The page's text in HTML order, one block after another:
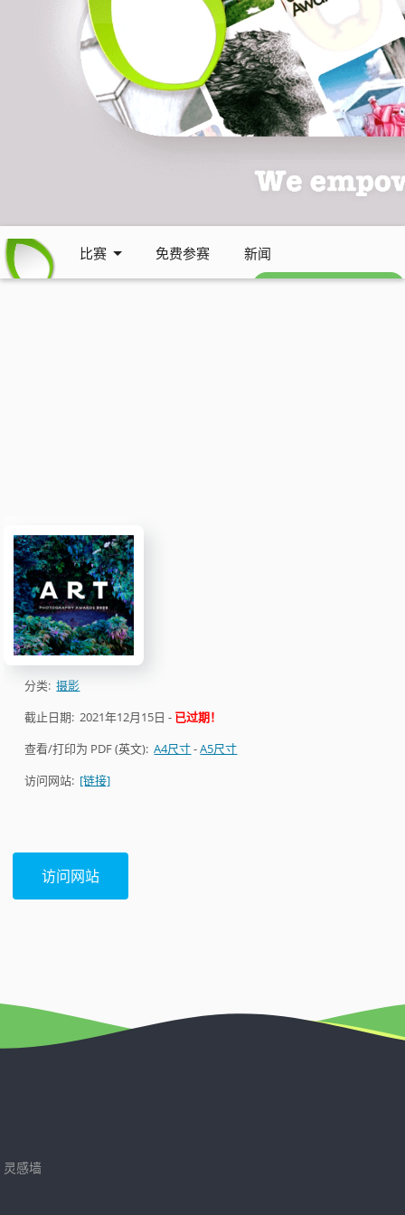
比赛 免费参赛 新闻
免费每周通讯 (英文)
分类:摄影
截止日期:2021年12月15日 - 已过期！
查看/打印为 PDF (英文):A4尺寸-A5尺寸
访问网站: [链接]
访问网站
灵感墙